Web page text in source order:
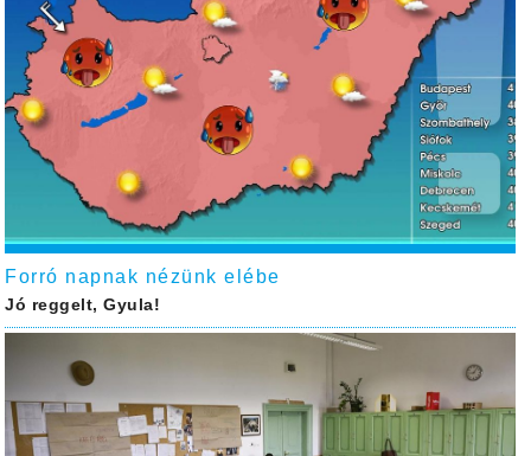
Forró napnak nézünk elébe
Jó reggelt, Gyula!